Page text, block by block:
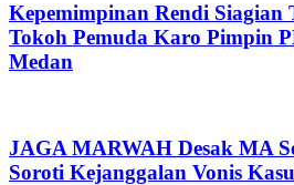
Kepemimpinan Rendi Siagian
Tokoh Pemuda Karo Pimpin
Medan
JAGA MARWAH Desak MA
Soroti Kejanggalan Vonis